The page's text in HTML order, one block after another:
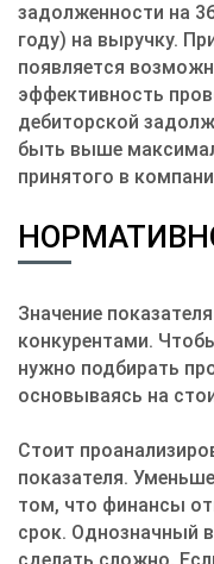
задолженности на
году) на выручку.
появляется
эффективность
дебиторской
быть выше
принятого в
Значение
конкурентами.
нужно подбирать
основываясь на
Стоит
показателя.
том, что финансы
срок. Однозначный